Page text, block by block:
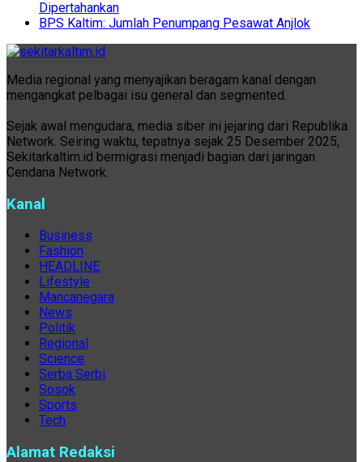
Dipertahankan
BPS Kaltim: Jumlah Penumpang Pesawat Anjlok
Media regional yang menyajikan beragam kanal dengan
mengangkat pelbagai isu general dan segmented.
Sejak awal mengudara, media siber ini jejaring dari Republika
Network. Seiring waktu, tepatnya sejak 25 Desember 2025,
Sekitarkaltim.id bermigrasi menjadi bagian dari jaringan
Cendana Network.
Kanal
Business
Fashion
HEADLINE
Lifestyle
Mancanegara
News
Politik
Regional
Science
Serba Serbi
Sosok
Sports
Tech
Alamat Redaksi